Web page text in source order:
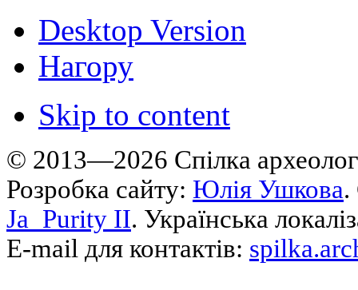
Desktop Version
Нагору
Skip to content
© 2013—2026 Cпілка
Розробка сайту: Юлія Ушкова.
Ja_Purity II. Українська
E-mail для контактів: